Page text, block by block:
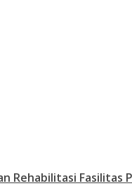
Rehabilitasi Fasilitas